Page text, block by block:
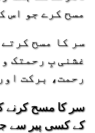
مسح کرے جو اس
سر کا مسح
غشنی بِ رحمتک
رحمت، برکت
سر کا مسح کرنے
کے کسی پیر سے